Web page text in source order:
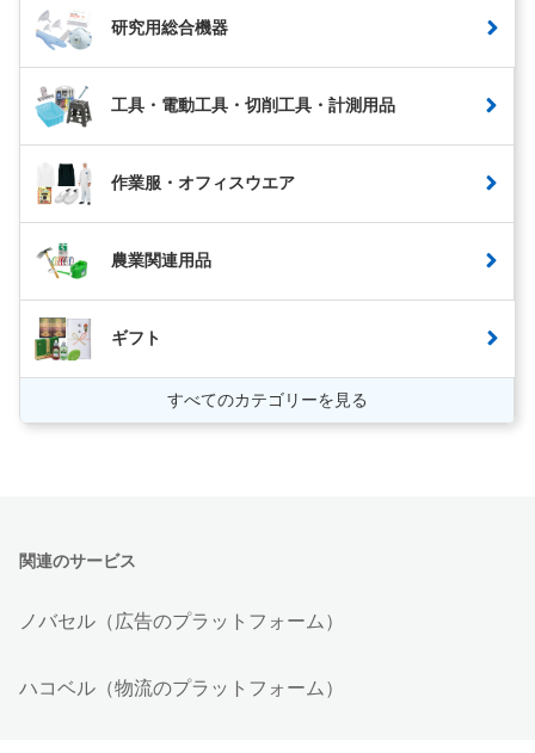
研究用総合機器
工具・電動工具・切削工具・計測用品
作業服・オフィスウエア
農業関連用品
ギフト
すべてのカテゴリーを見る
関連のサービス
ノバセル（広告のプラットフォーム）
ハコベル（物流のプラットフォーム）